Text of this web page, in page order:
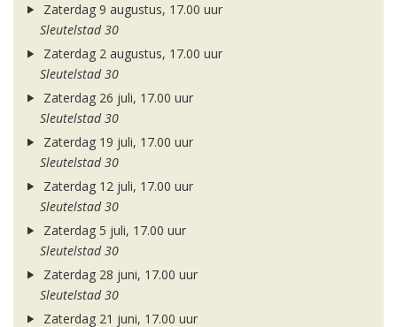
Zaterdag 9 augustus, 17.00 uur
Sleutelstad 30
Zaterdag 2 augustus, 17.00 uur
Sleutelstad 30
Zaterdag 26 juli, 17.00 uur
Sleutelstad 30
Zaterdag 19 juli, 17.00 uur
Sleutelstad 30
Zaterdag 12 juli, 17.00 uur
Sleutelstad 30
Zaterdag 5 juli, 17.00 uur
Sleutelstad 30
Zaterdag 28 juni, 17.00 uur
Sleutelstad 30
Zaterdag 21 juni, 17.00 uur